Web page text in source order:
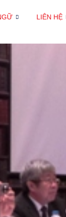
LIÊN HỆ